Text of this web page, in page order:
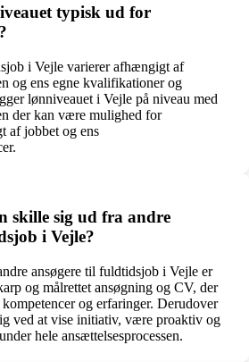
typisk ud for
i Vejle varierer afhængigt af
og ens egne kvalifikationer og
lønniveauet i Vejle på niveau med
der kan være mulighed for
af jobbet og ens
skille sig ud fra andre
i Vejle?
ansøgere til fuldtidsjob i Vejle er
og målrettet ansøgning og CV, der
og erfaringer. Derudover
ved at vise initiativ, være proaktiv og
hele ansættelsesprocessen.